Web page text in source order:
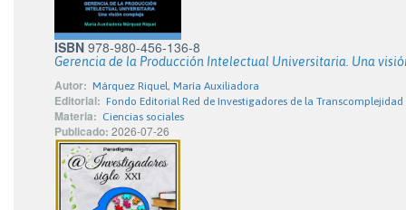
ISBN 978-980-456-136-8
Gerencia de la Producción Intelectual Universitaria. Una
Autor: Márquez Riquel, María Auxiliadora
Editorial: Fondo Editorial Red de Investigadores de la Transcomplejidad
Materia: Ciencias sociales
Publicado: 2026-07-26